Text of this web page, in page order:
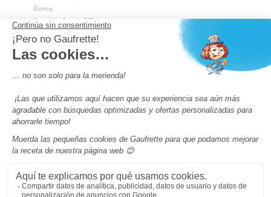
Roma
Semana Santa (17)
tripadvisor Traveler’s Choice 2026 (43)
campings niños Francia
Los camping con piscinas en Francia
Camping Murcia
Camping Costa Brava
Camping Costa daurada
Pass camping
Aviso legal
Notas legales